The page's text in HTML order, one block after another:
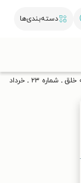
دسته‌بندی‌ها
ـ خرداد و تیرماه ۱۳۹۰